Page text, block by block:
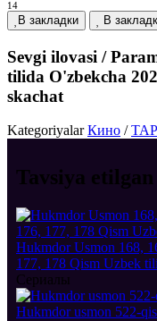
14
В закладки В
Sevgi ilovasi /
tilida O'zbekcha
skachat
Kategoriyalar Кино /
Tavsiya etilgan
Hukmdor Usmon 168,
177, 178 Qism Uzbek
Сериалы
Hukmdor usmon 522-